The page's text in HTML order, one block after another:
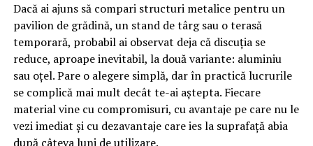
Avantajele procedurii demărire buze cu acid hialuronic
includ:
Un efect instant care durează mult timp.
Recuperare rapidă.
Reversibilitatea rezultatului – substanța injectată
se dezintegrează complet în timp și este
Dacă ai ajuns să compari structuri metalice pentru un
pavilion de grădină, un stand de târg sau o terasă
temporară, probabil ai observat deja că discuția se
reduce, aproape inevitabil, la două variante: aluminiu
sau oțel. Pare o alegere simplă, dar în practică lucrurile
se complică mai mult decât te-ai aștepta. Fiecare
material vine cu compromisuri, cu avantaje pe care nu le
vezi imediat și cu dezavantaje care ies la suprafață abia
după câteva luni de utilizare.